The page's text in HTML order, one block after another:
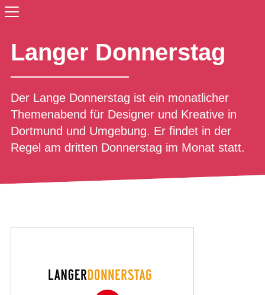
Langer Donnerstag
Der Lange Donnerstag ist ein monatlicher
Themenabend für Designer und Kreative in
Dortmund und Umgebung. Er findet in der
Regel am dritten Donnerstag im Monat statt.